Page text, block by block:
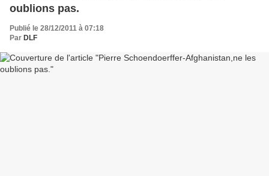
oublions pas.
Publié le 28/12/2011 à 07:18
Par DLF